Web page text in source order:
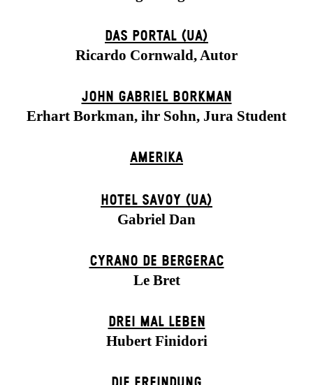
DAS POR­TAL (UA)
Ricardo Cornwald, Autor
JOHN GABRIEL BORKMAN
Erhart Borkman, ihr Sohn, Jura Student
AMERIKA
HOTEL SAVOY (UA)
Gabriel Dan
CYRANO DE BERGERAC
Le Bret
DREI MAL LEBEN
Hubert Finidori